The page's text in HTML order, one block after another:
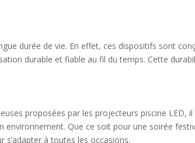
durée de vie. En effet, ces dispositifs sont
durable et fiable au fil du temps. Cette
proposées par les projecteurs piscine LED,
Que ce soit pour une soirée
à toutes les occasions.